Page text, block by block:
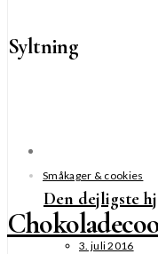
Syltning
Den dejligste
3. juli 2016
Småkager & cookies